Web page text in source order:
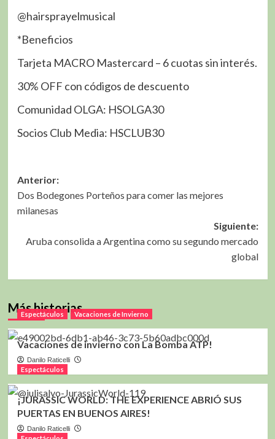
@hairsprayelmusical
*Beneficios
Tarjeta MACRO Mastercard – 6 cuotas sin interés.
30% OFF con códigos de descuento
Comunidad OLGA: HSOLGA30
Socios Club Media: HSCLUB30
Navegación
de
entradas
Anterior:
Dos Bodegones Porteños para comer las mejores
milanesas
Siguiente:
Aruba consolida a Argentina como su segundo mercado
global
Más historias
Espectáculos Vacaciones de Invierno
Vacaciones de invierno con La Bomba ATP!
Danilo Raticelli
Espectáculos
¡JURASSIC WORLD: THE EXPERIENCE ABRIÓ SUS
PUERTAS EN BUENOS AIRES!
Danilo Raticelli